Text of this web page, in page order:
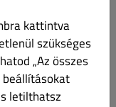
kattintva
szükséges
„Az összes
beállításokat
letilthatsz